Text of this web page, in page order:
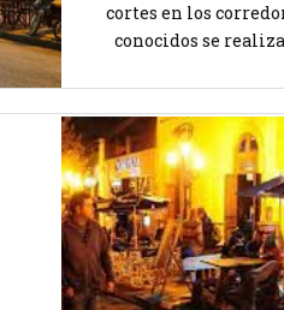
cortes en los
conocidos se